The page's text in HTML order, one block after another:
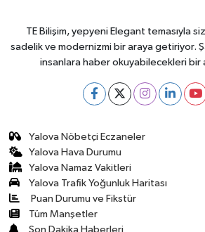
TE Bilişim, yepyeni Elegant temasıyla
sadelik ve modernizmi bir araya getiriyor.
insanlara haber okuyabilecekleri bir
Yalova Nöbetçi Eczaneler
Yalova Hava Durumu
Yalova Namaz Vakitleri
Yalova Trafik Yoğunluk Haritası
Puan Durumu ve Fikstür
Tüm Manşetler
Son Dakika Haberleri